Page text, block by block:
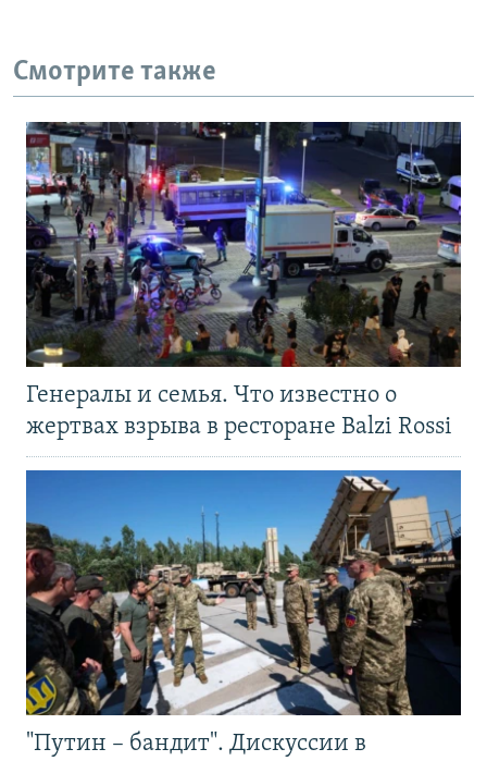
Смотрите также
Генералы и семья. Что известно о
жертвах взрыва в ресторане Balzi Rossi
"Путин – бандит". Дискуссии в